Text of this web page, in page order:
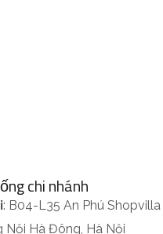
chi nhánh
: B04-L35 An Phú Shopvilla
Nội Hà Đông, Hà Nội